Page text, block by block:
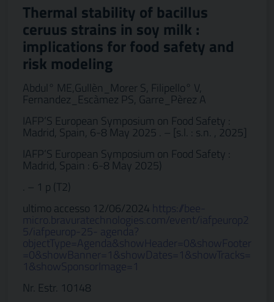
Thermal stability of bacillus
ceruus strains in soy milk :
implications for food safety and
risk modeling
Abdul° ME,Gullèn_Morer S, Filipello° V,
Fernandez_Escàmez PS, Garre_Pèrez A
IAFP’S European Symposium on Food Safety :
Madrid, Spain, 6-8 May 2025 . – [s.l. : s.n. , 2025]
IAFP’S European Symposium on Food Safety :
Madrid, Spain : 6-8 May 2025)
. – 1 p (T2)
ultimo accesso 12/06/2024 https://bee-
micro.bravuratechnologies.com/event/iafpeurop2
5/iafpeurop-25- agenda?
objectType=Agenda&showHeader=0&showFooter
=0&showBanner=1&showDates=1&showTracks=
1&showSponsorImage=1
Nr. Estr. 10148